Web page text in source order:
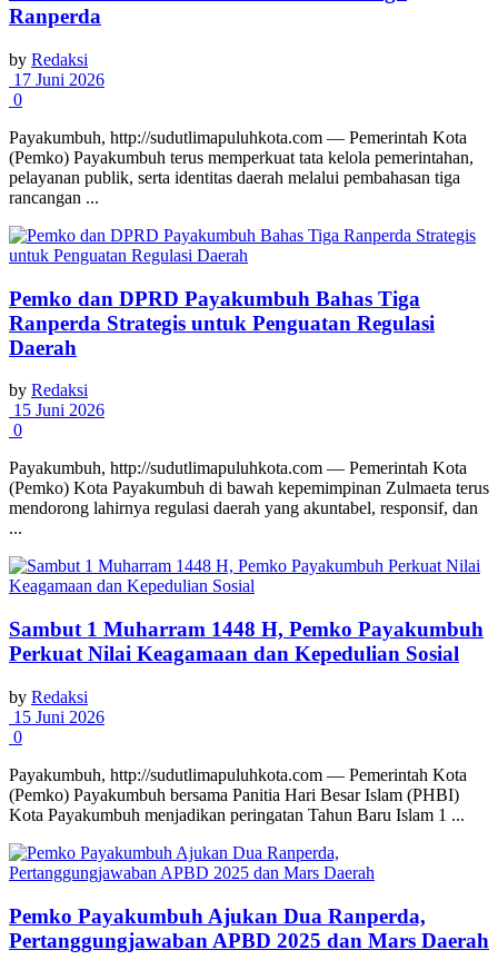
Ranperda
by Redaksi
17 Juni 2026
0
Payakumbuh, http://sudutlimapuluhkota.com — Pemerintah Kota
(Pemko) Payakumbuh terus memperkuat tata kelola pemerintahan,
pelayanan publik, serta identitas daerah melalui pembahasan tiga
rancangan ...
Pemko dan DPRD Payakumbuh Bahas Tiga
Ranperda Strategis untuk Penguatan Regulasi
Daerah
by Redaksi
15 Juni 2026
0
Payakumbuh, http://sudutlimapuluhkota.com — Pemerintah Kota
(Pemko) Kota Payakumbuh di bawah kepemimpinan Zulmaeta terus
mendorong lahirnya regulasi daerah yang akuntabel, responsif, dan
...
Sambut 1 Muharram 1448 H, Pemko Payakumbuh
Perkuat Nilai Keagamaan dan Kepedulian Sosial
by Redaksi
15 Juni 2026
0
Payakumbuh, http://sudutlimapuluhkota.com — Pemerintah Kota
(Pemko) Payakumbuh bersama Panitia Hari Besar Islam (PHBI)
Kota Payakumbuh menjadikan peringatan Tahun Baru Islam 1 ...
Pemko Payakumbuh Ajukan Dua Ranperda,
Pertanggungjawaban APBD 2025 dan Mars Daerah